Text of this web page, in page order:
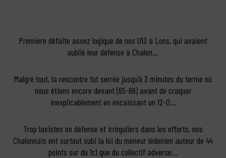
Première défaite assez logique de nos U13 à Lons, qui avaient
oublié leur défense à Chalon…
Malgré tout, la rencontre fut serrée jusqu’à 3 minutes du terme où
nous étions encore devant (65-66) avant de craquer
inexplicablement en encaissant un 12-0…
Trop laxistes en défense et irréguliers dans les efforts, nos
Chalonnais ont surtout subi la loi du meneur lédonien auteur de 44
points sur du 1c1 que du collectif adverse…